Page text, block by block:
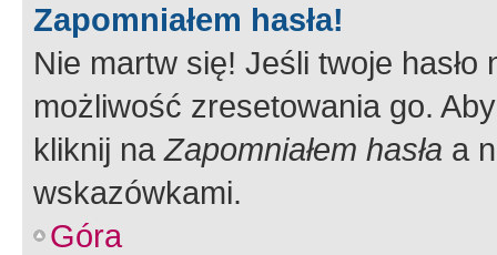
Zapomniałem hasła!
Nie martw się! Jeśli twoje
możliwość zresetowania go.
kliknij naZapomniałem hasła a
wskazówkami.
Góra